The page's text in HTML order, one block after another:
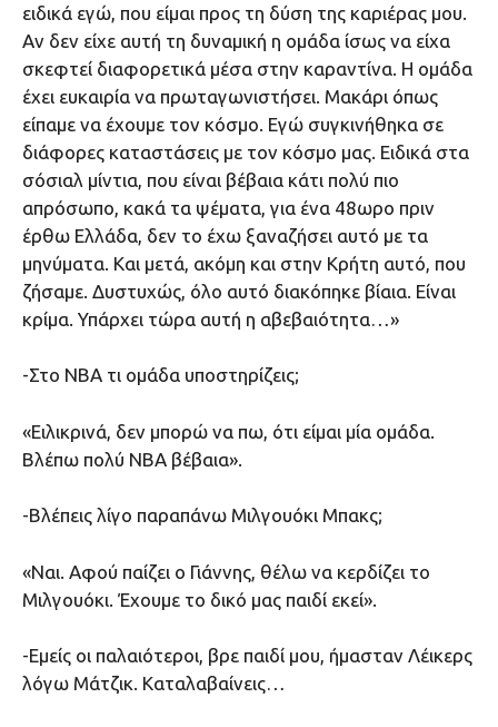
ειδικά εγώ, που είμαι προς τη δύση της καριέρας μου.
Αν δεν είχε αυτή τη δυναμική η ομάδα ίσως να είχα
σκεφτεί διαφορετικά μέσα στην καραντίνα. Η ομάδα
έχει ευκαιρία να πρωταγωνιστήσει. Μακάρι όπως
είπαμε να έχουμε τον κόσμο. Εγώ συγκινήθηκα σε
διάφορες καταστάσεις με τον κόσμο μας. Ειδικά στα
σόσιαλ μίντια, που είναι βέβαια κάτι πολύ πιο
απρόσωπο, κακά τα ψέματα, για ένα 48ωρο πριν
έρθω Ελλάδα, δεν το έχω ξαναζήσει αυτό με τα
μηνύματα. Και μετά, ακόμη και στην Κρήτη αυτό, που
ζήσαμε. Δυστυχώς, όλο αυτό διακόπηκε βίαια. Είναι
κρίμα. Υπάρχει τώρα αυτή η αβεβαιότητα…»
-Στο ΝΒΑ τι ομάδα υποστηρίζεις;
«Ειλικρινά, δεν μπορώ να πω, ότι είμαι μία ομάδα.
Βλέπω πολύ ΝΒΑ βέβαια».
-Βλέπεις λίγο παραπάνω Μιλγουόκι Μπακς;
«Ναι. Αφού παίζει ο Γιάννης, θέλω να κερδίζει το
Μιλγουόκι. Έχουμε το δικό μας παιδί εκεί».
-Εμείς οι παλαιότεροι, βρε παιδί μου, ήμασταν Λέικερς
λόγω Μάτζικ. Καταλαβαίνεις…